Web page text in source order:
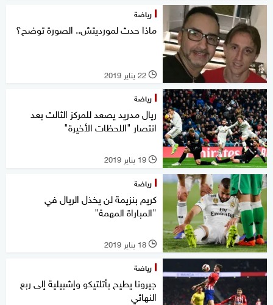
رياضة
ماذا حدث لمورديتش.. الصورة توضح؟
l 22 يناير 2019
رياضة
ريال مدريد يصعد للمركز الثالث بعد
انتصار "اللحظات الأخيرة"
l 19 يناير 2019
رياضة
كريم بنزيمة لن يخذل الريال في
"المباراة المهمة"
l 18 يناير 2019
رياضة
جيرونا يطيح بأتلتيكو وإشبيلية إلى ربع
النهائي